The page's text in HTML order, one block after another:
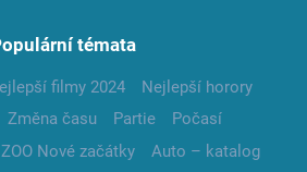
témata
filmy 2024
Nejlepší horory
Změna času Partie
Počasí
ZOO Nové začátky
Auto – katalog